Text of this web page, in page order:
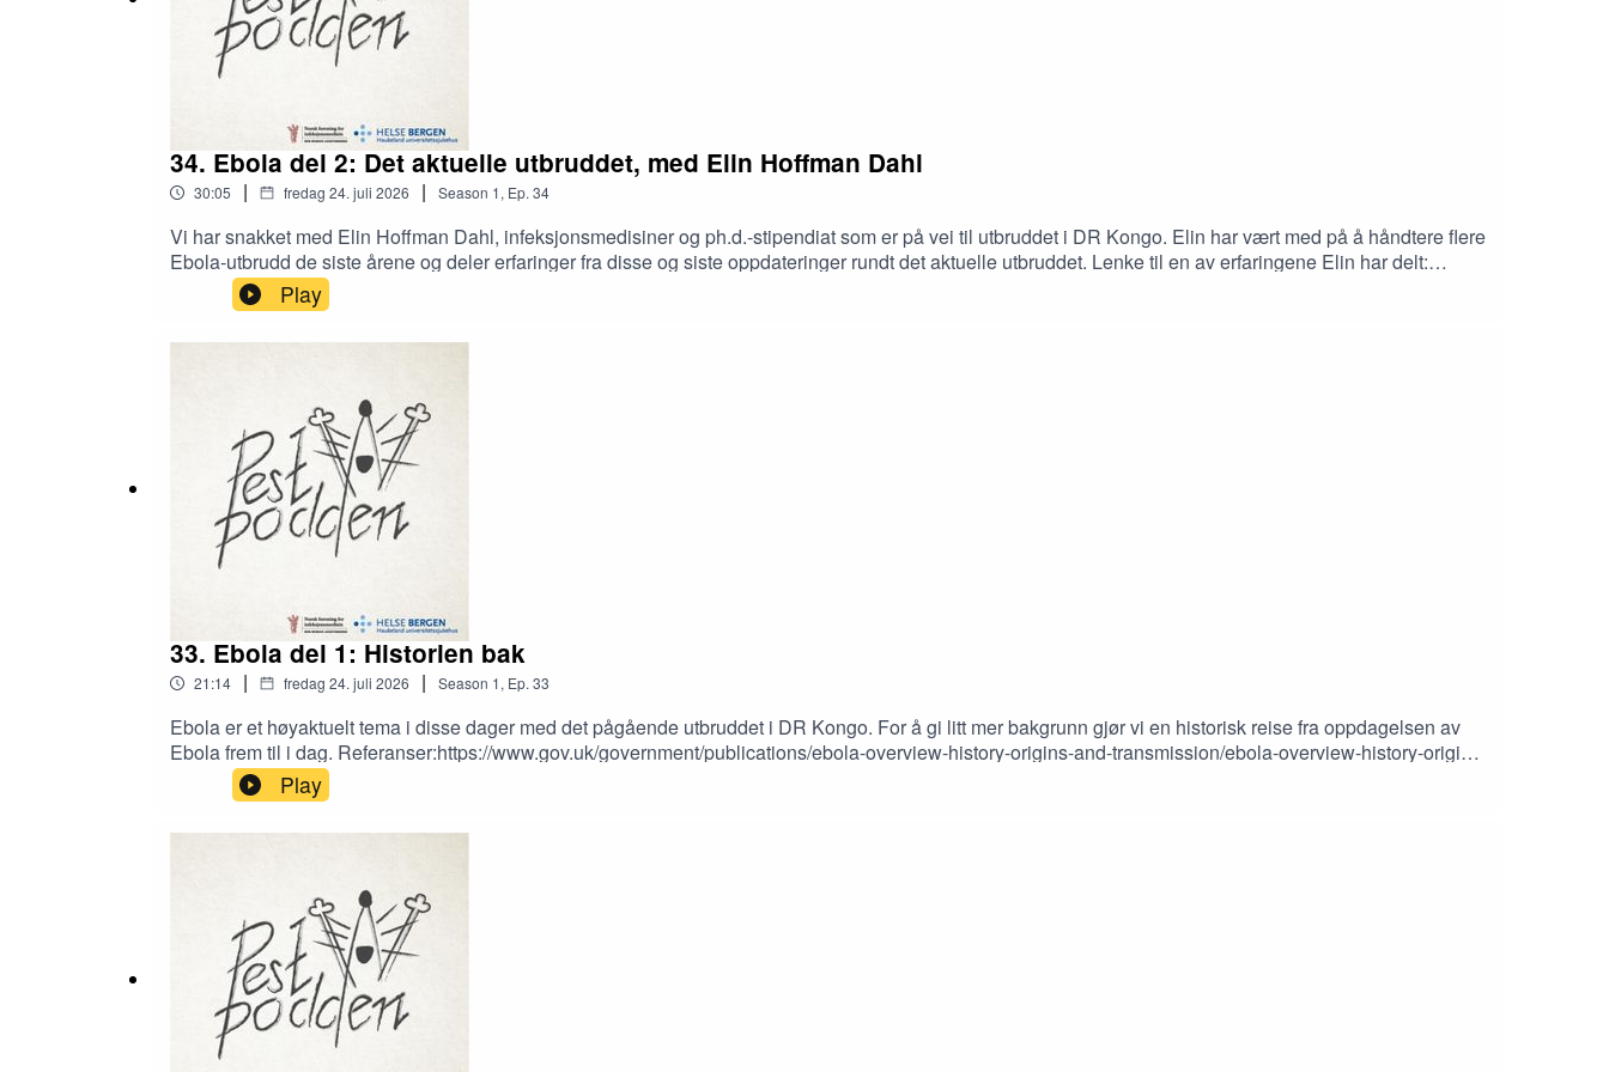
34. Ebola del 2: Det aktuelle utbruddet, med Elin Hoffman Dahl
30:05 | fredag 24. juli 2026 | Season 1, Ep. 34
Vi har snakket med Elin Hoffman Dahl, infeksjonsmedisiner og ph.d.-stipendiat som er på vei til utbruddet i DR Kongo. Elin har vært med på å håndtere flere
Ebola-utbrudd de siste årene og deler erfaringer fra disse og siste oppdateringer rundt det aktuelle utbruddet. Lenke til en av erfaringene Elin har delt:
https://www.aftenposten.no/meninger/kronikk/i/5pJXv6/en-litt-annerledes-hyllest-til-erling-braut-haaland
Play
33. Ebola del 1: Historien bak
21:14 | fredag 24. juli 2026 | Season 1, Ep. 33
Ebola er et høyaktuelt tema i disse dager med det pågående utbruddet i DR Kongo. For å gi litt mer bakgrunn gjør vi en historisk reise fra oppdagelsen av
Ebola frem til i dag. Referanser:https://www.gov.uk/government/publications/ebola-overview-history-origins-and-transmission/ebola-overview-history-origins-
and-transmission https://time.com/3548047/first-ebola-outbreak-
history/ https://en.wikipedia.org/wiki/Kivu_Ebola_epidemichttps://en.wikipedia.org/wiki/Western_African_Ebola_epidemichttps://en.wikipedia.org/wiki/Ebola
https://www.who.int/news-room/fact-sheets/detail/ebola-
Play